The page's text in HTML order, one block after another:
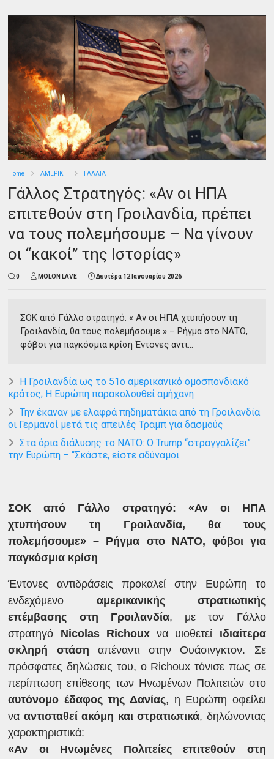
Home ΑΜΕΡΙΚΗ ΓΑΛΛΙΑ
Γάλλος Στρατηγός: «Αν οι ΗΠΑ
επιτεθούν στη Γροιλανδία, πρέπει
να τους πολεμήσουμε – Να γίνουν
οι “κακοί” της Ιστορίας»
0 MOLON LAVE Δευτέρα 12 Ιανουαρίου 2026
ΣΟΚ από Γάλλο στρατηγό: « Αν οι ΗΠΑ χτυπήσουν τη
Γροιλανδία, θα τους πολεμήσουμε » – Ρήγμα στο ΝΑΤΟ,
φόβοι για παγκόσμια κρίση Έντονες αντι...
Η Γροιλανδία ως το 51ο αμερικανικό ομοσπονδιακό
κράτος; Η Ευρώπη παρακολουθεί αμήχανη
Την έκαναν με ελαφρά πηδηματάκια από τη Γροιλανδία
οι Γερμανοί μετά τις απειλές Τραμπ για δασμούς
Στα όρια διάλυσης το ΝΑΤΟ: Ο Trump “στραγγαλίζει”
την Ευρώπη – “Σκάστε, είστε αδύναμοι
ΣΟΚ από Γάλλο στρατηγό: «Αν οι ΗΠΑ
χτυπήσουν τη Γροιλανδία, θα τους
πολεμήσουμε» – Ρήγμα στο ΝΑΤΟ, φόβοι για
παγκόσμια κρίση
Έντονες αντιδράσεις προκαλεί στην Ευρώπη το
ενδεχόμενο αμερικανικής στρατιωτικής
επέμβασης στη Γροιλανδία, με τον Γάλλο
στρατηγό Nicolas Richouxνα υιοθετεί ιδιαίτερα
σκληρή στάση απέναντι στην Ουάσινγκτον. Σε
πρόσφατες δηλώσεις του, ο Richoux τόνισε πως σε
περίπτωση επίθεσης των Ηνωμένων Πολιτειών στο
αυτόνομο έδαφος της Δανίας, η Ευρώπη οφείλει
να αντισταθεί ακόμη και στρατιωτικά, δηλώνοντας
χαρακτηριστικά:
«Αν οι Ηνωμένες Πολιτείες επιτεθούν στη